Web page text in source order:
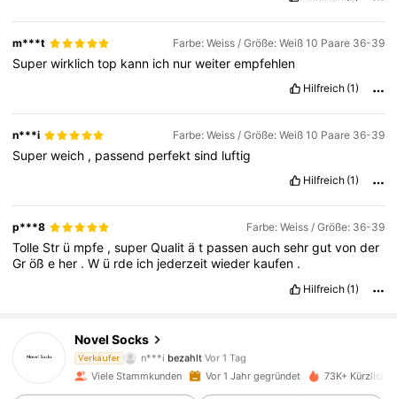
m***t Farbe: Weiss / Größe: Weiß 10 Paare 36-39
Superwirklichtop kann ich nurweiterempfehlen
Hilfreich (1)
n***i Farbe: Weiss / Größe: Weiß 10 Paare 36-39
Superweich , passend perfektsind luftig
Hilfreich (1)
p***8 Farbe: Weiss / Größe: 36-39
Tolle Str ü mpfe ,superQualität passenauchsehrgutvonder
Größe her .W ü rde ich jederzeitwieder kaufen .
Hilfreich (1)
Novel Socks
Verkäufer
4,90
n***i bezahlt Vor 1 Tag
e***n
ist Vor 1 Taggefolgt
2.2K Follower
Viele Stammkunden Vor 1 Jahr gegründet 73K+ Kürzlich